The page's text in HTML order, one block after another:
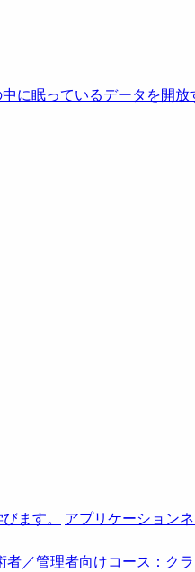
中に眠っているデータを開
ます。 アプリケーション
者／管理者向けコース：ク